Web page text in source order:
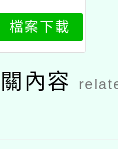
645_attach
1
檔案下載
內容